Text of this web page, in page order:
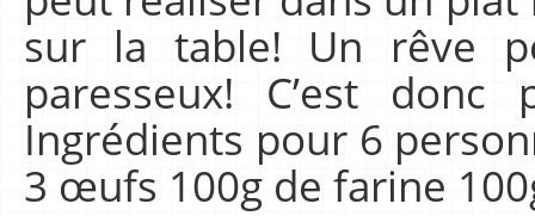
sur la table! Un rêve
paresseux! C’est
Ingrédients pour 6
3 œufs 100g de farine